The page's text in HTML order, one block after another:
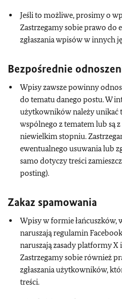
Jeśli to możliwe, prosimy o
Zastrzegamy sobie prawo do
zgłaszania wpisów w innych
Bezpośrednie
Wpisy zawsze powinny
do tematu danego postu. W
użytkowników należy unikać
wspólnego z tematem lub są
niewielkim stopniu.
ewentualnego usuwania lub
samo dotyczy treści
posting).
Zakaz spamowania
Wpisy w formie łańcuszków,
naruszają regulamin
naruszają zasady platformy X
Zastrzegamy sobie również
zgłaszania użytkowników,
treści.